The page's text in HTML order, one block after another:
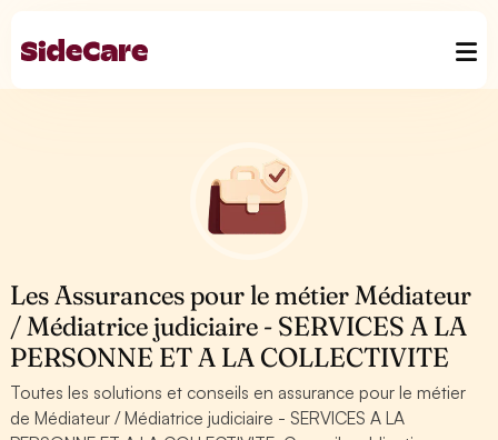
Les Assurances pour le métier Médiateur
/ Médiatrice judiciaire - SERVICES A LA
PERSONNE ET A LA COLLECTIVITE
Toutes les solutions et conseils en assurance pour le métier
de Médiateur / Médiatrice judiciaire - SERVICES A LA